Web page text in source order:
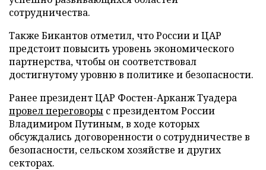
сотрудничества.
Также Бикантов отметил, что России и ЦАР
предстоит повысить уровень экономического
партнерства, чтобы он соответствовал
достигнутому уровню в политике и безопасности.
Ранее президент ЦАР Фостен-Арканж Туадера
провел переговоры с президентом России
Владимиром Путиным, в ходе которых
обсуждались договоренности о сотрудничестве в
безопасности, сельском хозяйстве и других
секторах.